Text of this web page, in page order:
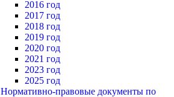
2016 год
2017 год
2018 год
2019 год
2020 год
2021 год
2023 год
2025 год
Нормативно-правовые документы по